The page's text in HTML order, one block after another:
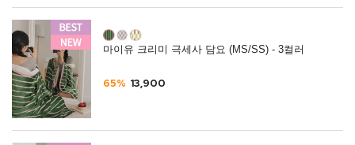
마이유 크리미 극세사 담요 (MS/SS) - 3컬러
65% 13,900